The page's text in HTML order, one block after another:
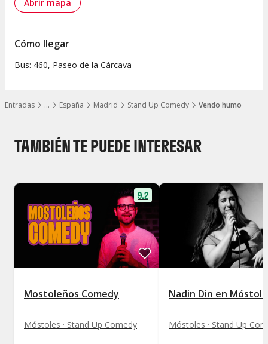
…
Mostrar todos los niveles
Entradas España Madrid Stand Up Comedy Vendo humo
Abrir mapa
Cómo llegar
Bus: 460, Paseo de la Cárcava
TAMBIÉN TE PUEDE INTERESAR
9.2
Mostoleños Comedy
Móstoles · Stand Up Comedy
Nadin Din en
Móstoles · Stand Up